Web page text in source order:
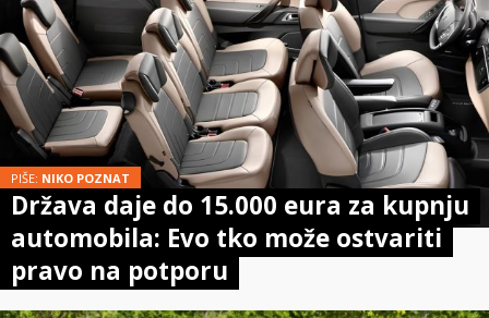
PIŠE: NIKO POZNAT
Država daje do 15.000 eura za kupnju
automobila: Evo tko može ostvariti
pravo na potporu